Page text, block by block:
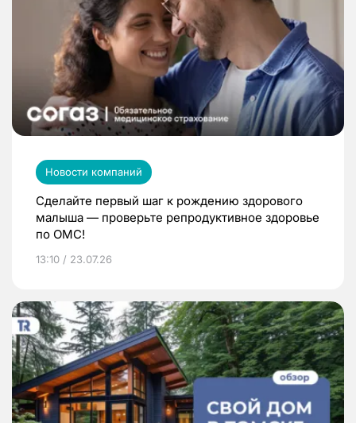
Новости компаний
Сделайте первый шаг к рождению здорового
малыша — проверьте репродуктивное здоровье
по ОМС!
13:10 / 23.07.26